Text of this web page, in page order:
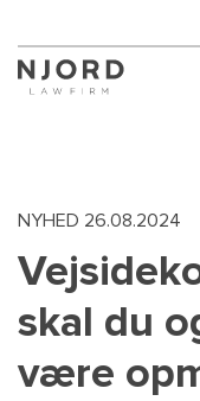
TOP
MENU
NYHED 26.08.2024
skal du
være